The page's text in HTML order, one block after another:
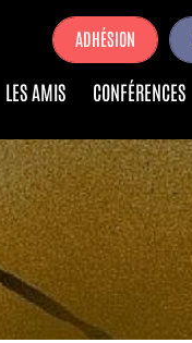
ADHÉSION
LES AMIS CONFÉRENCES